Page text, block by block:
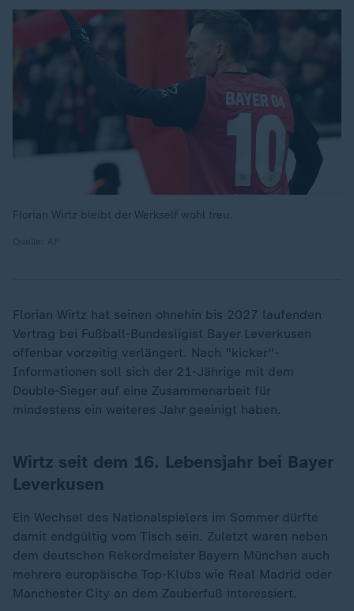
Florian Wirtz bleibt der Werkself wohl treu.
Florian Wirtz hat seinen ohnehin bis 2027 laufenden
Vertrag bei Fußball-Bundesligist Bayer Leverkusen
offenbar vorzeitig verlängert. Nach "kicker"-
Informationen soll sich der 21-Jährige mit dem
Double-Sieger auf eine Zusammenarbeit für
mindestens ein weiteres Jahr geeinigt haben.
Wirtz seit dem 16. Lebensjahr bei Bayer
Leverkusen
Ein Wechsel des Nationalspielers im Sommer dürfte
damit endgültig vom Tisch sein. Zuletzt waren neben
dem deutschen Rekordmeister Bayern München auch
mehrere europäische Top-Klubs wie Real Madrid oder
Manchester City an dem Zauberfuß interessiert.